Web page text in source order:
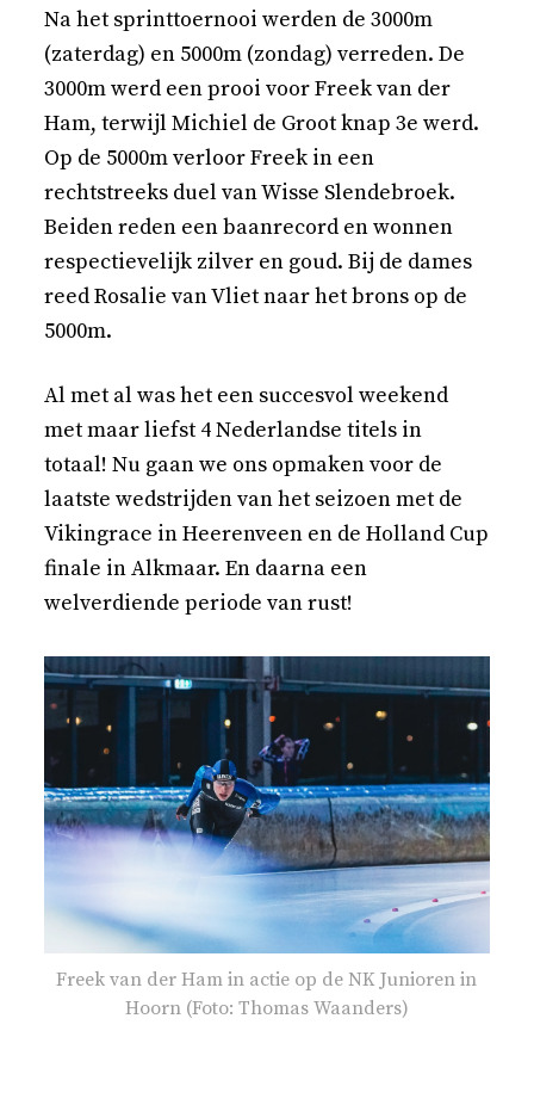
Na het sprinttoernooi werden de 3000m
(zaterdag) en 5000m (zondag) verreden. De
3000m werd een prooi voor Freek van der
Ham, terwijl Michiel de Groot knap 3e werd.
Op de 5000m verloor Freek in een
rechtstreeks duel van Wisse Slendebroek.
Beiden reden een baanrecord en wonnen
respectievelijk zilver en goud. Bij de dames
reed Rosalie van Vliet naar het brons op de
5000m.
Al met al was het een succesvol weekend
met maar liefst 4 Nederlandse titels in
totaal! Nu gaan we ons opmaken voor de
laatste wedstrijden van het seizoen met de
Vikingrace in Heerenveen en de Holland Cup
finale in Alkmaar. En daarna een
welverdiende periode van rust!
Freek van der Ham in actie op de NK Junioren in
Hoorn (Foto: Thomas Waanders)